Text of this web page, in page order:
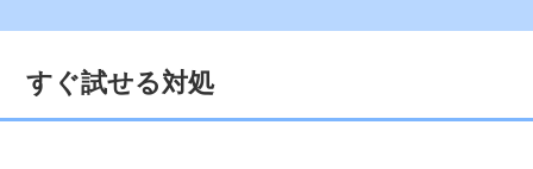
すぐ試せる対処